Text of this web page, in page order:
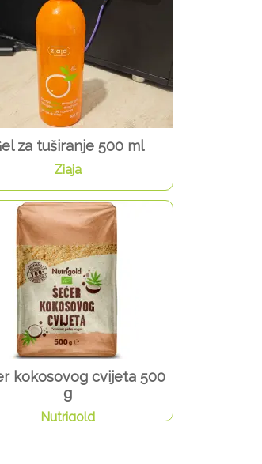
za tuširanje 500 ml
Ziaja
kokosovog cvijeta 500
g
Nutrigold